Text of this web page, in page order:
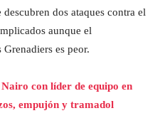
dos ataques contra el
aunque el
es peor.
con líder de equipo en
empujón y tramadol